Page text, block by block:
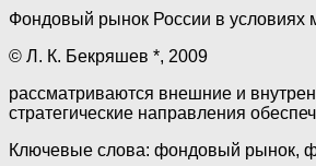
Фондовый рынок России в условиях
© Л. К. Бекряшев *, 2009
рассматриваются внешние и
стратегические направления
Ключевые слова: фондовый рынок,